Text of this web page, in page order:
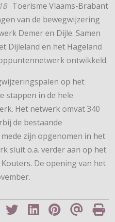
Toerisme Vlaams-Brabant
van de bewegwijzering
Demer en Dijle. Samen
Dijleland en het Hageland
ontwikkeld.
op het
stappen in de hele
Het netwerk omvat 340
de bestaande
zijn opgenomen in het
sluit o.a. verder aan op het
De opening van het